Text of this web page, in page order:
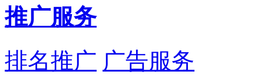
推广服务
排名推广 广告服务